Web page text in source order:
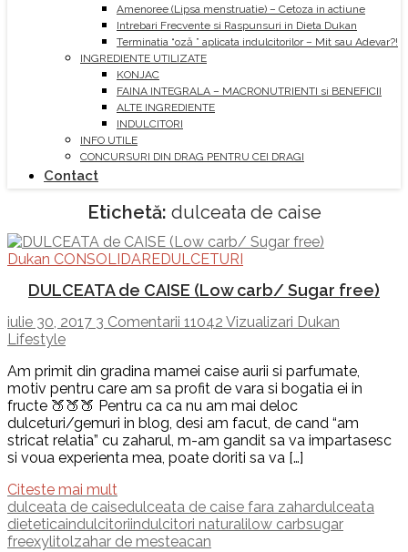
Amenoree (Lipsa menstruatie) – Cetoza in actiune
Intrebari Frecvente si Raspunsuri in Dieta Dukan
Terminatia “oză ” aplicata indulcitorilor – Mit sau Adevar?!
INGREDIENTE UTILIZATE
KONJAC
FAINA INTEGRALA – MACRONUTRIENTI si BENEFICII
ALTE INGREDIENTE
INDULCITORI
INFO UTILE
CONCURSURI DIN DRAG PENTRU CEI DRAGI
Contact
Etichetă: dulceata de caise
Dukan CONSOLIDAREDULCETURI
DULCEATA de CAISE (Low carb/ Sugar free)
iulie 30, 2017 3 Comentarii 11042 Vizualizari Dukan
Lifestyle
Am primit din gradina mamei caise aurii si parfumate,
motiv pentru care am sa profit de vara si bogatia ei in
fructe 🍑🍑🍑 Pentru ca ca nu am mai deloc
dulceturi/gemuri in blog, desi am facut, de cand “am
stricat relatia” cu zaharul, m-am gandit sa va impartasesc
si voua experienta mea, poate doriti sa va […]
Citeste mai mult
dulceata de caisedulceata de caise fara zahardulceata
dieteticaindulcitoriindulcitori naturalilow carbsugar
freexylitolzahar de mesteacan